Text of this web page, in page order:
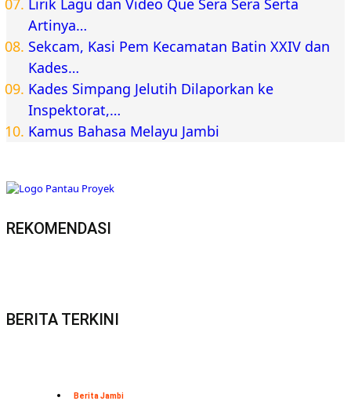
Lirik Lagu dan Video Que Sera Sera Serta
Artinya…
Sekcam, Kasi Pem Kecamatan Batin XXIV dan
Kades…
Kades Simpang Jelutih Dilaporkan ke
Inspektorat,…
Kamus Bahasa Melayu Jambi
REKOMENDASI
BERITA TERKINI
Berita Jambi